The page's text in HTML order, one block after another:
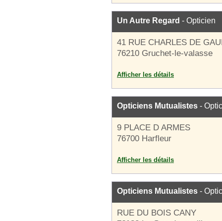
Un Autre Regard - Opticien
41 RUE CHARLES DE
76210 Gruchet-le-valasse
Afficher les détails
Opticiens Mutualistes -
9 PLACE D ARMES
76700 Harfleur
Afficher les détails
Opticiens Mutualistes -
RUE DU BOIS CANY